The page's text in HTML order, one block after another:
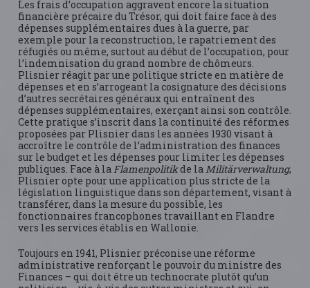
Les frais d’occupation aggravent encore la situation
financière précaire du Trésor, qui doit faire face à des
dépenses supplémentaires dues à la guerre, par
exemple pour la reconstruction, le rapatriement des
réfugiés ou même, surtout au début de l’occupation, pour
l’indemnisation du grand nombre de chômeurs.
Plisnier réagit par une politique stricte en matière de
dépenses et en s’arrogeant la cosignature des décisions
d’autres secrétaires généraux qui entraînent des
dépenses supplémentaires, exerçant ainsi son contrôle.
Cette pratique s’inscrit dans la continuité des réformes
proposées par Plisnier dans les années 1930 visant à
accroître le contrôle de l’administration des finances
sur le budget et les dépenses pour limiter les dépenses
publiques. Face à laFlamenpolitikde laMilitärverwaltung,
Plisnier opte pour une application plus stricte de la
législation linguistique dans son département, visant à
transférer, dans la mesure du possible, les
fonctionnaires francophones travaillant en Flandre
vers les services établis en Wallonie.
Toujours en 1941, Plisnier préconise une réforme
administrative renforçant le pouvoir du ministre des
Finances – qui doit être un technocrate plutôt qu’un